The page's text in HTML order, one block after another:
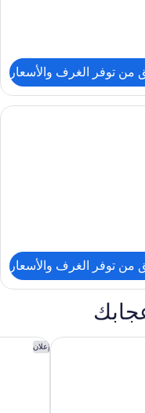
من توفر الغرف والأسعار
الغرفة ومكتب وأسرّة أطفال/
من توفر الغرف والأسعار
فقط إعلان
بارثيلو